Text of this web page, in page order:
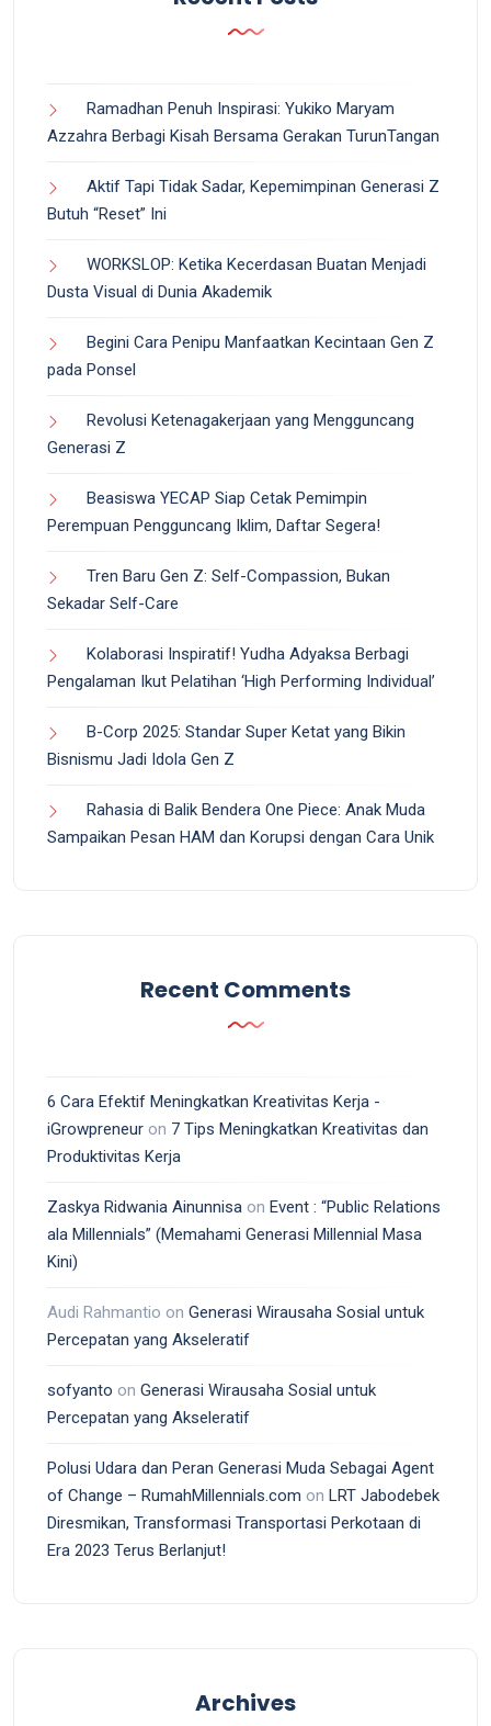
Ramadhan Penuh Inspirasi: Yukiko Maryam
Azzahra Berbagi Kisah Bersama Gerakan TurunTangan
Aktif Tapi Tidak Sadar, Kepemimpinan Generasi Z
Butuh “Reset” Ini
WORKSLOP: Ketika Kecerdasan Buatan Menjadi
Dusta Visual di Dunia Akademik
Begini Cara Penipu Manfaatkan Kecintaan Gen Z
pada Ponsel
Revolusi Ketenagakerjaan yang Mengguncang
Generasi Z
Beasiswa YECAP Siap Cetak Pemimpin
Perempuan Pengguncang Iklim, Daftar Segera!
Tren Baru Gen Z: Self-Compassion, Bukan
Sekadar Self-Care
Kolaborasi Inspiratif! Yudha Adyaksa Berbagi
Pengalaman Ikut Pelatihan ‘High Performing Individual’
B-Corp 2025: Standar Super Ketat yang Bikin
Bisnismu Jadi Idola Gen Z
Rahasia di Balik Bendera One Piece: Anak Muda
Sampaikan Pesan HAM dan Korupsi dengan Cara Unik
Recent Comments
6 Cara Efektif Meningkatkan Kreativitas Kerja -
iGrowpreneur on 7 Tips Meningkatkan Kreativitas dan
Produktivitas Kerja
Zaskya Ridwania Ainunnisa on Event : “Public Relations
ala Millennials” (Memahami Generasi Millennial Masa
Kini)
Audi Rahmantio on Generasi Wirausaha Sosial untuk
Percepatan yang Akseleratif
sofyanto on Generasi Wirausaha Sosial untuk
Percepatan yang Akseleratif
Polusi Udara dan Peran Generasi Muda Sebagai Agent
of Change – RumahMillennials.com on LRT Jabodebek
Diresmikan, Transformasi Transportasi Perkotaan di
Era 2023 Terus Berlanjut!
Archives